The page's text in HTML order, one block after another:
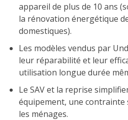
appareil de plus de 10 ans
la rénovation énergétique
domestiques).
Les modèles vendus par
leur réparabilité et leur
utilisation longue durée
Le SAV et la reprise
équipement, une
les ménages.